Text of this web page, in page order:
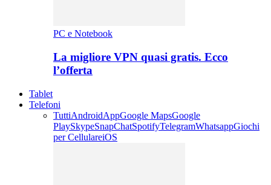
PC e Notebook
La migliore VPN quasi gratis. Ecco
l’offerta
Tablet
Telefoni
TuttiAndroidAppGoogle MapsGoogle
PlaySkypeSnapChatSpotifyTelegramWhatsappGiochi
per CellulareiOS